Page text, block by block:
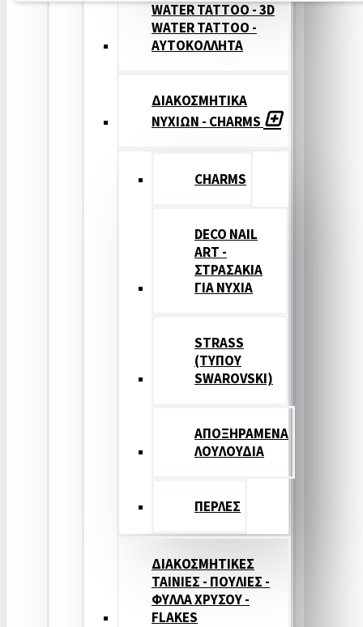
WATER TATTOO - 3D
WATER TATTOO -
ΑΥΤΟΚΟΛΛΗΤΑ
ΔΙΑΚΟΣΜΗΤΙΚΑ
ΝΥΧΙΩΝ - CHARMS
CHARMS
DECO NAIL
ART -
ΣΤΡΑΣΑΚΙΑ
ΓΙΑ ΝΥΧΙΑ
STRASS
(ΤΥΠΟΥ
SWAROVSKI)
ΑΠΟΞΗΡΑΜΕΝΑ
ΛΟΥΛΟΥΔΙΑ
ΠΕΡΛΕΣ
ΔΙΑΚΟΣΜΗΤΙΚΕΣ
ΤΑΙΝΙΕΣ - ΠΟΥΛΙΕΣ -
ΦΥΛΛΑ ΧΡΥΣΟΥ -
FLAKES